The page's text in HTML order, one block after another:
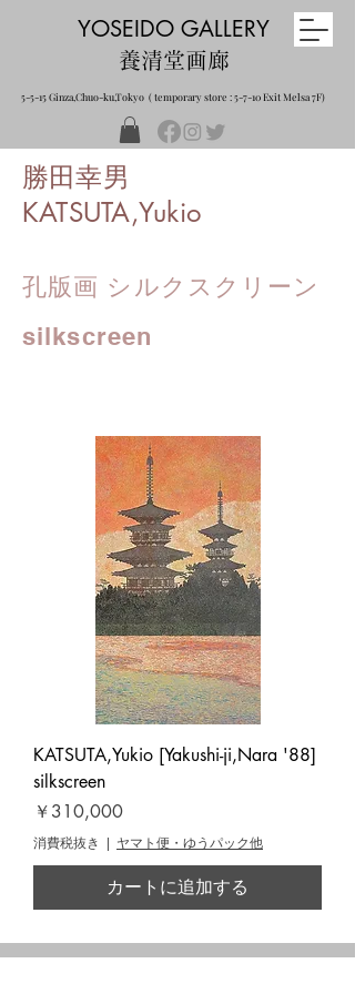
YOSEIDO GALLERY
養清堂画廊
5-5-15 Ginza,Chuo-ku,Tokyo ( temporary store : 5-7-10 Exit Melsa 7F)
勝田幸男
KATSUTA,Yukio
孔版画 シルクスクリーン
silkscreen
KATSUTA,Yukio [Yakushi-ji,Nara '88]
silkscreen
価格
￥310,000
消費税抜き | ヤマト便・ゆうパック他
カートに追加する